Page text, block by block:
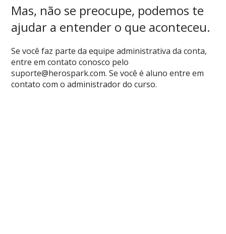
Mas, não se preocupe, podemos te
ajudar a entender o que aconteceu.
Se você faz parte da equipe administrativa da conta,
entre em contato conosco pelo
suporte@herospark.com. Se você é aluno entre em
contato com o administrador do curso.